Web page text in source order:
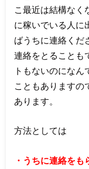
こ最近は結構なく
に稼いでいる人に
ばうちに連絡くだ
連絡をとることも
トもないのになん
こともありますの
あります。
方法としては
・うちに連絡をも